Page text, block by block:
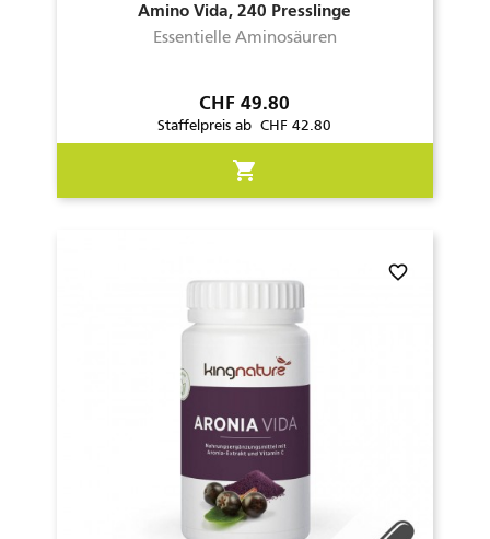
Amino Vida, 240 Presslinge
Essentielle Aminosäuren
Preis
CHF 49.80
Staffelpreis ab CHF 42.80
shopping_cart
favorite_border